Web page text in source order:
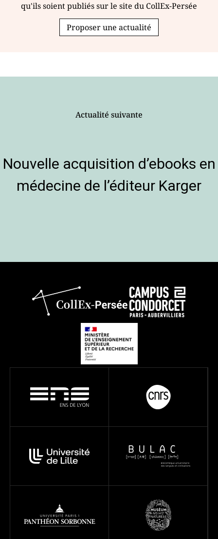
qu'ils soient publiés sur le site du CollEx-Persée
Proposer une actualité
Actualité suivante
Nouvelle acquisition d’ebooks en
médecine de l’éditeur Karger